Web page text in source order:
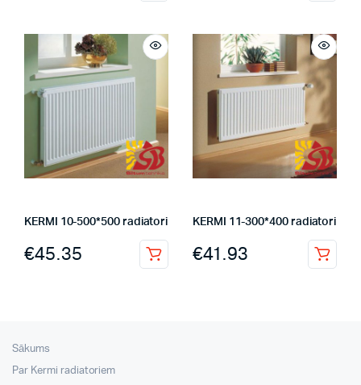
KERMI 10-500*500 radiatori
€45.35
KERMI 11-300*400 radiatori
€41.93
Sākums
Par Kermi radiatoriem